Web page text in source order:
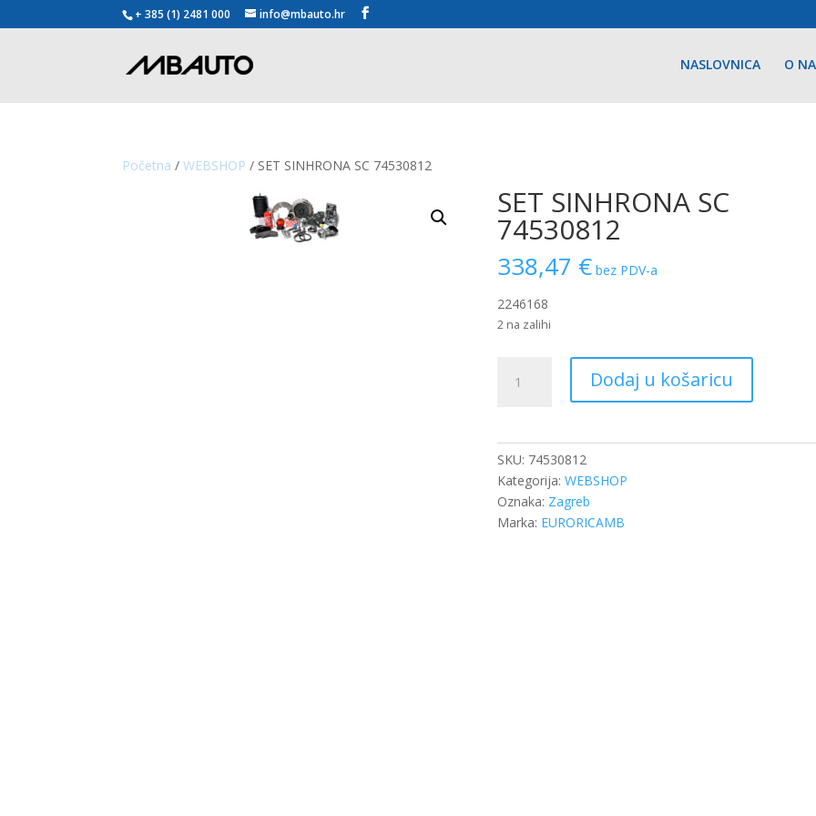
+ 385 (1) 2481 000 info@mbauto.hr
NASLOVNICA O
Početna /WEBSHOP / SET SINHRONA SC 74530812
SET SINHRONA SC
74530812
338,47 € bez PDV-a
2246168
2 na zalihi
SINHRONA
Dodaj u košaricu
SKU: 74530812
Kategorija:WEBSHOP
Oznaka: Zagreb
Marka: EURORICAMB